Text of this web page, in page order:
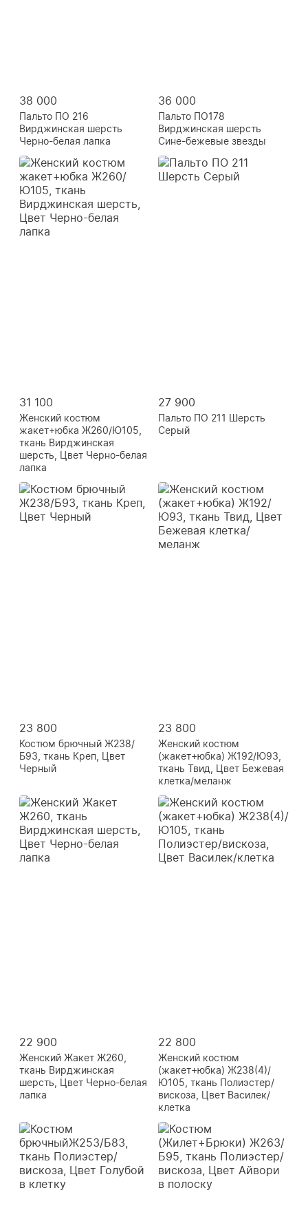
38 000
Пальто ПО 216
Вирджинская шерсть
Черно-белая лапка
36 000
Пальто ПО178
Вирджинская шерсть
Сине-бежевые звезды
31 100
Женский костюм
жакет+юбка Ж260/Ю105,
ткань Вирджинская
шерсть, Цвет Черно-белая
лапка
27 900
Пальто ПО 211 Шерсть
Серый
23 800
Костюм брючный Ж238/
Б93, ткань Креп, Цвет
Черный
23 800
Женский костюм
(жакет+юбка) Ж192/Ю93,
ткань Твид, Цвет Бежевая
клетка/меланж
22 900
Женский Жакет Ж260,
ткань Вирджинская
шерсть, Цвет Черно-белая
лапка
22 800
Женский костюм
(жакет+юбка) Ж238(4)/
Ю105, ткань Полиэстер/
вискоза, Цвет Василек/
клетка